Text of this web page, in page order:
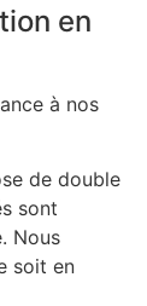
en
à nos
de double
sont
Nous
soit en